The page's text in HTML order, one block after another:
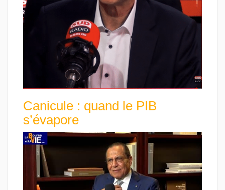
Canicule : quand le PIB
s’évapore